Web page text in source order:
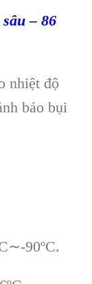
– 86
nhiệt độ
báo bụi
90ºC.